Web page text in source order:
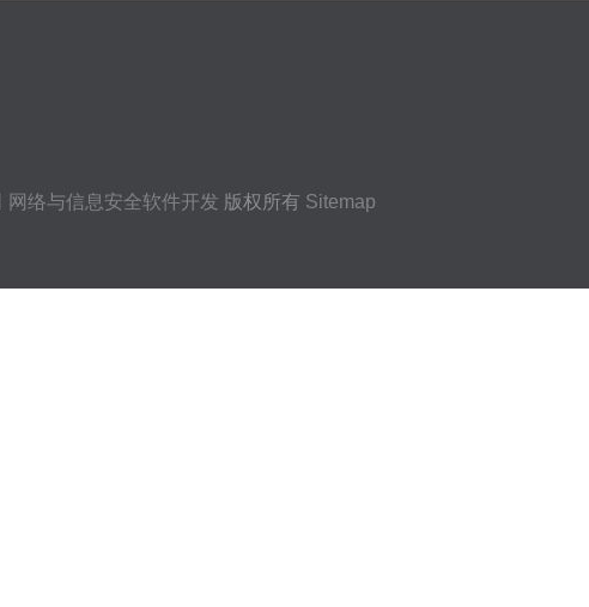
网络与信息安全软件开发 版权所有 Sitemap